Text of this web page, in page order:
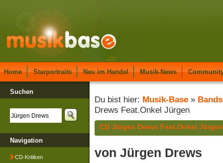
Home Starportraits Neu im Handel Musik-News
Suchen
Navigation
CD-Kritiken
Du bist hier: Musik-Base » Bands
Drews Feat.Onkel Jürgen
CD Jürgen Drews Feat.Onkel Jürgen
von Jürgen Drews